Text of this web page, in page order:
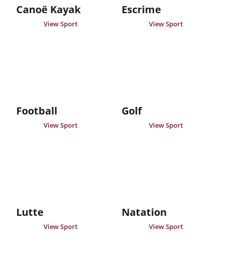
Canoë Kayak
View Sport
Escrime
View Sport
Football
View Sport
Golf
View Sport
Lutte
View Sport
Natation
View Sport